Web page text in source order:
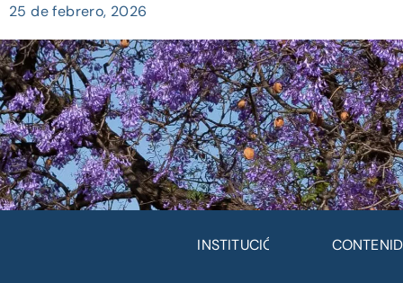
25 de febrero, 2026
INSTITUCIÓN